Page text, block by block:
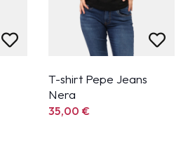
T-shirt Pepe Jeans
Nera
35,00€